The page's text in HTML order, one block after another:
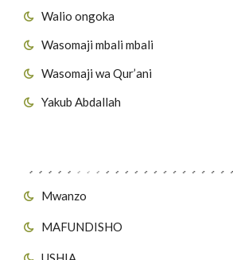
Walio ongoka
Wasomaji mbali mbali
Wasomaji wa Qur’ani
Yakub Abdallah
Mwanzo
MAFUNDISHO